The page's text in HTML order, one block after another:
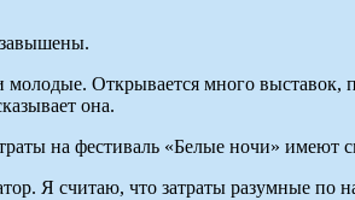
Открывается много выставок,
она.
на фестиваль «Белые ночи» имеют
Я считаю, что затраты разумные по